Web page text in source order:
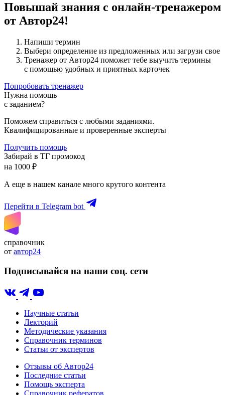
Повышай знания с онлайн-тренажером
от Автор24!
Напиши термин
Выбери определение из предложенных или загрузи свое
Тренажер от Автор24 поможет тебе выучить термины
с помощью удобных и приятных карточек
Попробовать тренажер
Нужна помощь
с заданием?
Поможем справиться с любыми заданиями.
Квалифицированные и проверенные эксперты
Получить помощь
Забирай в ТГ промокод
на 1000 ₽
А еще в нашем канале много крутого контента
Перейти в Telegram bot
справочник
от автор24
Подписывайся на наши соц. сети
Научные статьи
Лекторий
Методические указания
Справочник терминов
Статьи от экспертов
Отзывы об Автор24
Последние статьи
Помощь эксперта
Справочник рефератов